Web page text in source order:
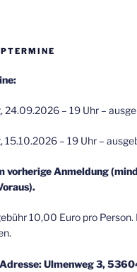
24.09.2026 – 19 Uhr –
15.10.2026 – 19 Uhr –
vorherige Anmeldung
10,00 Euro pro Person.
Ulmenweg 3,